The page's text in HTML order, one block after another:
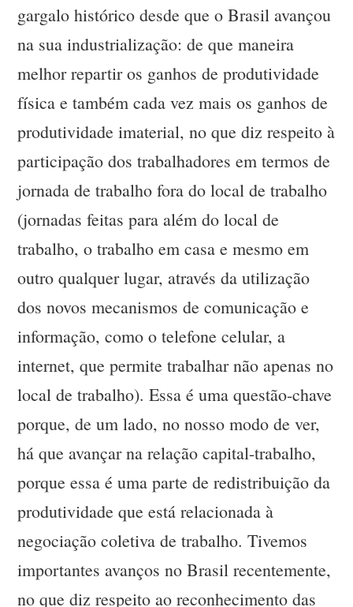
gargalo histórico desde que o Brasil avançou
na sua industrialização: de que maneira
melhor repartir os ganhos de produtividade
física e também cada vez mais os ganhos de
produtividade imaterial, no que diz respeito à
participação dos trabalhadores em termos de
jornada de trabalho fora do local de trabalho
(jornadas feitas para além do local de
trabalho, o trabalho em casa e mesmo em
outro qualquer lugar, através da utilização
dos novos mecanismos de comunicação e
informação, como o telefone celular, a
internet, que permite trabalhar não apenas no
local de trabalho). Essa é uma questão-chave
porque, de um lado, no nosso modo de ver,
há que avançar na relação capital-trabalho,
porque essa é uma parte de redistribuição da
produtividade que está relacionada à
negociação coletiva de trabalho. Tivemos
importantes avanços no Brasil recentemente,
no que diz respeito ao reconhecimento das